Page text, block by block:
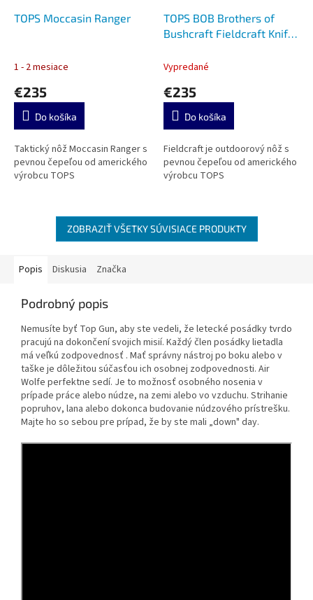
TOPS Moccasin Ranger
1 - 2 mesiace
€235
Do košíka
Taktický nôž Moccasin Ranger s
pevnou čepeľou od amerického
výrobcu TOPS
TOPS BOB Brothers of
Bushcraft Fieldcraft Knife
Vypredané
€235
Do košíka
Fieldcraft je outdoorový nôž s
pevnou čepeľou od amerického
výrobcu TOPS
ZOBRAZIŤ VŠETKY SÚVISIACE PRODUKTY
Popis Diskusia Značka
Podrobný popis
Nemusíte byť Top Gun, aby ste vedeli, že letecké posádky tvrdo
pracujú na dokončení svojich misií. Každý člen posádky lietadla
má veľkú zodpovednosť . Mať správny nástroj po boku alebo v
taške je dôležitou súčasťou ich osobnej zodpovednosti. Air
Wolfe perfektne sedí. Je to možnosť osobného nosenia v
prípade práce alebo núdze, na zemi alebo vo vzduchu. Strihanie
popruhov, lana alebo dokonca budovanie núdzového prístrešku.
Majte ho so sebou pre prípad, že by ste mali „down" day.